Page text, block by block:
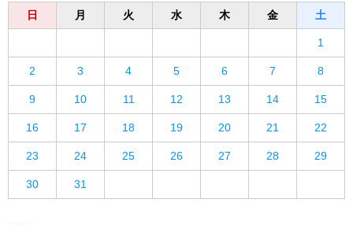
日 月 火 水 木 金 土
1
2 3 4 5 6 7 8
9 10 11 12 13 14 15
16 17 18 19 20 21 22
23 24 25 26 27 28 29
30 31